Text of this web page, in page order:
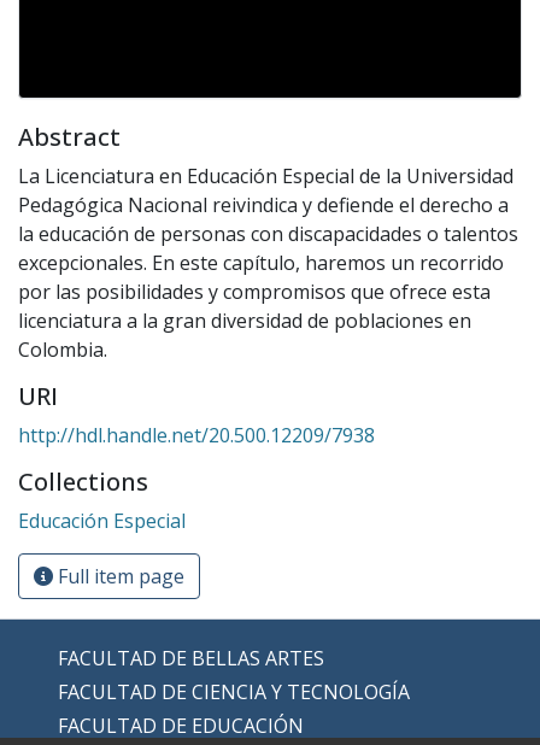
Abstract
La Licenciatura en Educación Especial de la Universidad
Pedagógica Nacional reivindica y defiende el derecho a
la educación de personas con discapacidades o talentos
excepcionales. En este capítulo, haremos un recorrido
por las posibilidades y compromisos que ofrece esta
licenciatura a la gran diversidad de poblaciones en
Colombia.
URI
http://hdl.handle.net/20.500.12209/7938
Collections
Educación Especial
Full item page
FACULTAD DE BELLAS ARTES
FACULTAD DE CIENCIA Y TECNOLOGÍA
FACULTAD DE EDUCACIÓN